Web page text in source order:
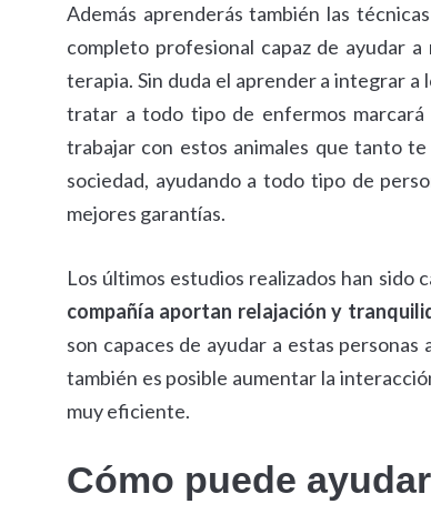
Además aprenderás también las
completo profesional capaz de ayudar
terapia. Sin duda el aprender a integrar
tratar a todo tipo de enfermos
trabajar con estos animales que tanto
sociedad, ayudando a todo tipo de
mejores garantías.
Los últimos estudios realizados han sido
compañía aportan relajación y
son capaces de ayudar a estas
también es posible aumentar la
muy eficiente.
Cómo puede